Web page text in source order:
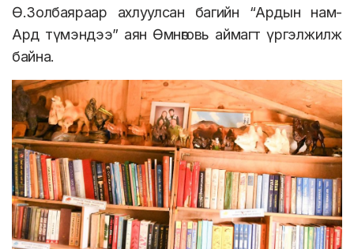
Ө.Золбаяраар ахлуулсан багийн “Ардын нам-
Ард түмэндээ” аян Өмнөговь аймагт үргэлжилж
байна.